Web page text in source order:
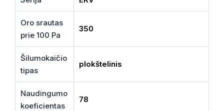
Oro srautas
prie 100 Pa
350
Šilumokaičio
tipas
plokštelinis
Naudingumo
koeficientas
78